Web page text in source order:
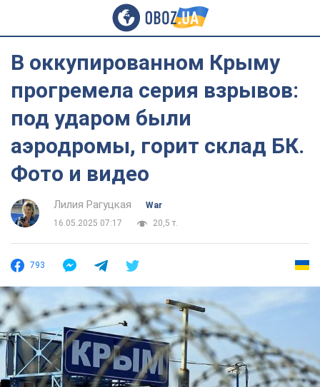
В оккупированном Крыму
прогремела серия взрывов:
под ударом были
аэродромы, горит склад БК.
Фото и видео
Лилия Рагуцкая
War
16.05.2025 07:17
20,5 т.
793